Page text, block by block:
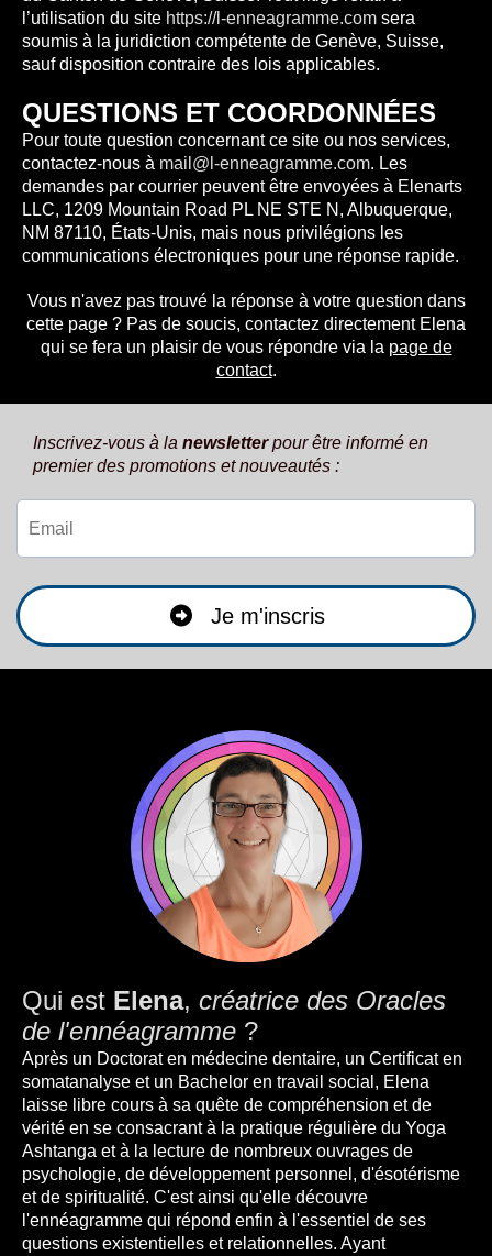
l’utilisation du site https://l-enneagramme.com sera
soumis à la juridiction compétente de Genève, Suisse,
sauf disposition contraire des lois applicables.
QUESTIONS ET COORDONNÉES
Pour toute question concernant ce site ou nos services,
contactez-nous à mail@l-enneagramme.com. Les
demandes par courrier peuvent être envoyées à Elenarts
LLC, 1209 Mountain Road PL NE STE N, Albuquerque,
NM 87110, États-Unis, mais nous privilégions les
communications électroniques pour une réponse rapide.
Vous n'avez pas trouvé la réponse à votre question dans
cette page ? Pas de soucis, contactez directement Elena
qui se fera un plaisir de vous répondre via la page de
contact.
Inscrivez-vous à la newsletterpour être informé en
premier des promotions et nouveautés :
Je m'inscris
Qui est Elena, créatrice des Oracles
de l'ennéagramme ?
Après un Doctorat en médecine dentaire, un Certificat en
somatanalyse et un Bachelor en travail social, Elena
laisse libre cours à sa quête de compréhension et de
vérité en se consacrant à la pratique régulière du Yoga
Ashtanga et à la lecture de nombreux ouvrages de
psychologie, de développement personnel, d'ésotérisme
et de spiritualité. C'est ainsi qu'elle découvre
l'ennéagramme qui répond enfin à l'essentiel de ses
questions existentielles et relationnelles. Ayant